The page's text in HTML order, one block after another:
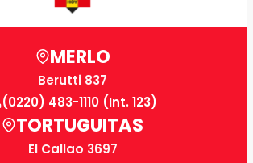
MERLO
Berutti 837
(0220) 483-1110 (Int. 123)
TORTUGUITAS
El Callao 3697